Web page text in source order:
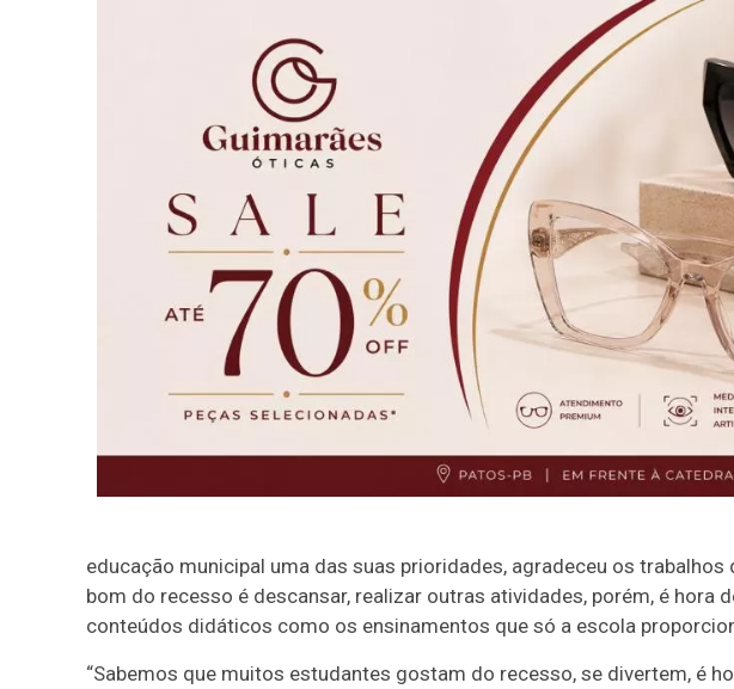
educação municipal uma das suas prioridades, agradeceu os
bom do recesso é descansar, realizar outras atividades, porém, é hora
conteúdos didáticos como os ensinamentos que só a escola
“Sabemos que muitos estudantes gostam do recesso, se divertem, é